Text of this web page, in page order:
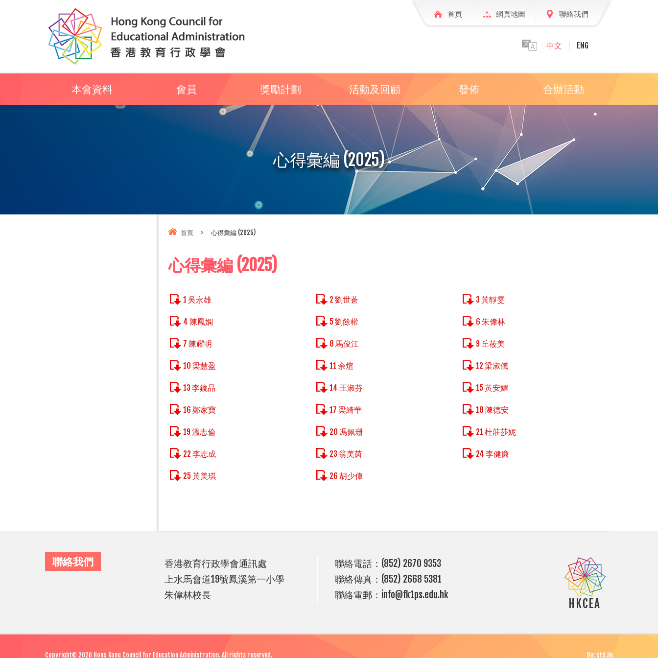
首頁 網頁地圖 聯絡我們
中文 ENG
本會資料 會員 獎勵計劃 活動及回顧 發佈 合辦活動
心得彙編 (2025)
首頁 > 心得彙編 (2025)
心得彙編 (2025)
1 吳永雄 2 劉世蒼 3 黃靜雯
4 陳鳳嫻 5 劉餘權 6 朱偉林
7 陳耀明 8 馬俊江 9 丘莜美
10 梁慧盈 11 余煊 12 梁淑儀
13 李鏡品 14 王淑芬 15 黃安媚
16 鄭家寶 17 梁綺華 18 陳德安
19 溫志倫 20 馮佩珊 21 杜莊莎妮
22 李志成 23 翁美茵 24 李健廉
25 黃美琪 26 胡少偉
聯絡我們
香港教育行政學會通訊處
上水馬會道19號鳳溪第一小學
朱偉林校長
聯絡電話：(852) 2670 9353
聯絡傳真：(852) 2668 5381
聯絡電郵：info@fk1ps.edu.hk
HKCEA
Copyright© 2020 Hong Kong Council for Education Administration. All rights reserved. By: ctd.hk